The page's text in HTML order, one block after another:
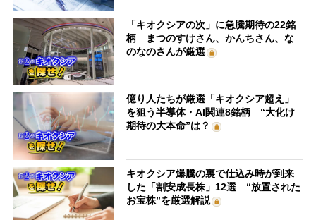
「キオクシアの次」に急騰期待の22銘
柄 まつのすけさん、かんちさん、な
のなのさんが厳選
億り人たちが厳選「キオクシア超え」
を狙う半導体・AI関連8銘柄 “大化け
期待の大本命”は？
キオクシア爆騰の裏で仕込み時が到来
した「割安成長株」12選 “放置された
お宝株”を厳選解説